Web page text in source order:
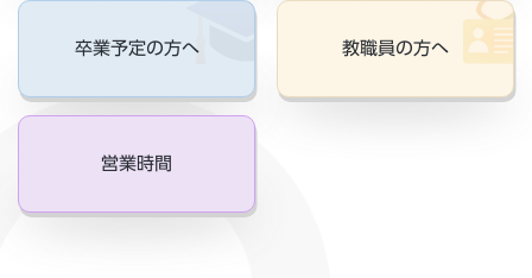
卒業予定の方へ 教職員の方へ
営業時間